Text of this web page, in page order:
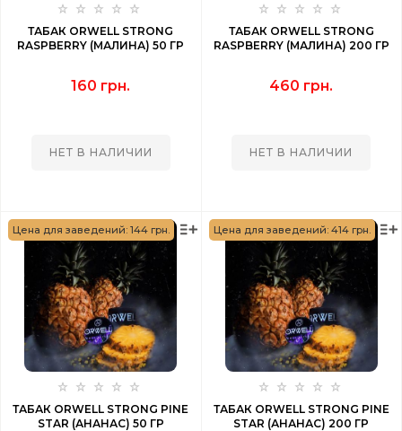
ТАБАК ORWELL STRONG
RASPBERRY (МАЛИНА) 50 ГР
160 грн.
НЕТ В НАЛИЧИИ
ТАБАК ORWELL STRONG
RASPBERRY (МАЛИНА) 200 ГР
460 грн.
НЕТ В НАЛИЧИИ
Цена для заведений: 144 грн.
ТАБАК ORWELL STRONG PINE
STAR (АНАНАС) 50 ГР
Цена для заведений: 414 грн.
ТАБАК ORWELL STRONG PINE
STAR (АНАНАС) 200 ГР